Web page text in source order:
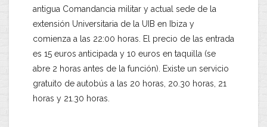
antigua Comandancia militar y actual sede de la
extensión Universitaria de la UIB en Ibiza y
comienza a las 22:00 horas. El precio de las entrada
es 15 euros anticipada y 10 euros en taquilla (se
abre 2 horas antes de la función). Existe un servicio
gratuito de autobús a las 20 horas, 20.30 horas, 21
horas y 21.30 horas.